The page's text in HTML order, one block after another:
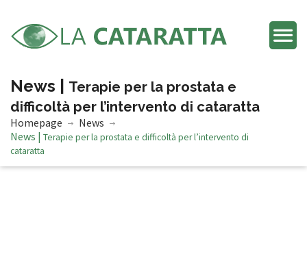
News |
Terapie per la prostata e
difficoltà per l’intervento di cataratta
Homepage
News
News | Terapie per la prostata e difficoltà per l’intervento di
cataratta